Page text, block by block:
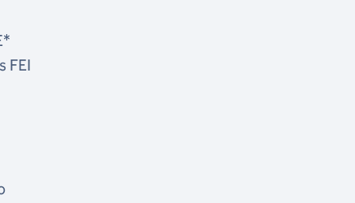
FEI